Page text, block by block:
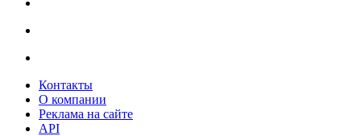
Контакты
О компании
Реклама на сайте
API